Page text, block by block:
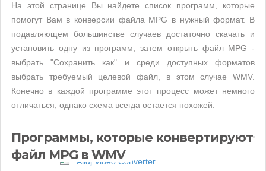
На этой странице Вы найдете список программ, которые
помогут Вам в конверсии файла MPG в нужный формат. В
подавляющем большинстве случаев достаточно скачать и
установить одну из программ, затем открыть файл MPG -
выбрать "Сохранить как" и среди доступных форматов
выбрать требуемый целевой файл, в этом случае WMV.
Конечно в каждой программе этот процесс может немного
отличаться, однако схема всегда остается похожей.
Программы, которые конвертируют
файл MPG в WMV
Alldj Video Converter